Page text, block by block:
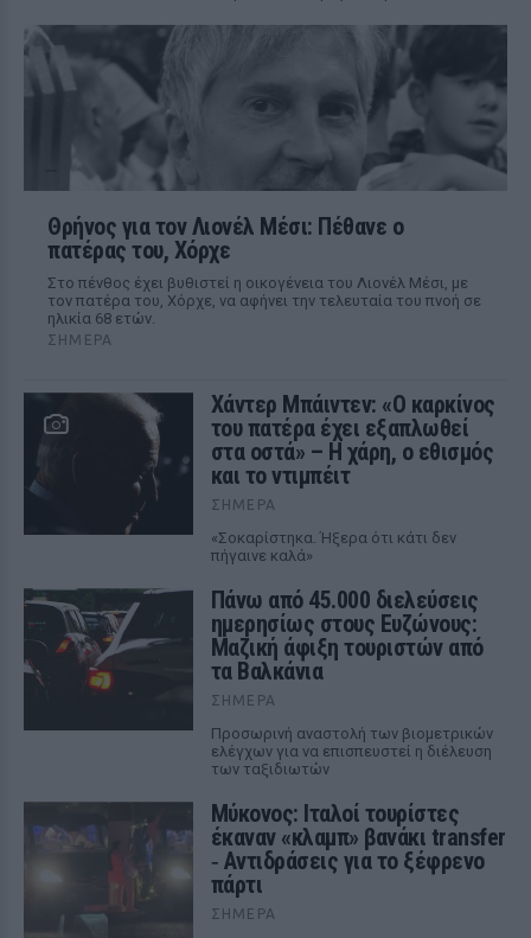
Θρήνος για τον Λιονέλ Μέσι: Πέθανε ο
πατέρας του, Χόρχε
Στο πένθος έχει βυθιστεί η οικογένεια του Λιονέλ Μέσι, με
τον πατέρα του, Χόρχε, να αφήνει την τελευταία του πνοή σε
ηλικία 68 ετών.
ΣΉΜΕΡΑ
Χάντερ Μπάιντεν: «Ο καρκίνος
του πατέρα έχει εξαπλωθεί
στα οστά» – Η χάρη, ο εθισμός
και το ντιμπέιτ
ΣΉΜΕΡΑ
«Σοκαρίστηκα. Ήξερα ότι κάτι δεν
πήγαινε καλά»
Πάνω από 45.000 διελεύσεις
ημερησίως στους Ευζώνους:
Μαζική άφιξη τουριστών από
τα Βαλκάνια
ΣΉΜΕΡΑ
Προσωρινή αναστολή των βιομετρικών
ελέγχων για να επισπευστεί η διέλευση
των ταξιδιωτών
Μύκονος: Ιταλοί τουρίστες
έκαναν «κλαμπ» βανάκι transfer
‑ Αντιδράσεις για το ξέφρενο
πάρτι
ΣΉΜΕΡΑ